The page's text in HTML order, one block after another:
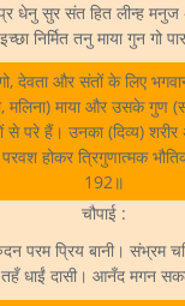
धेनु सुर संत हित लीन्ह मनुज
निर्मित तनु माया गुन गो
देवता और संतों के लिए
मलिना) माया और उसके गुण
से परे हैं। उनका (दिव्य)
होकर त्रिगुणात्मक भौतिक
192॥
चौपाई :
परम प्रिय बानी। संभ्रम
धाईं दासी। आनँद मगन